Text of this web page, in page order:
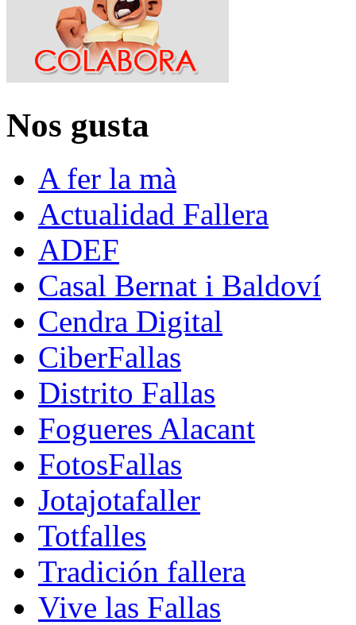
Nos gusta
A fer la mà
Actualidad Fallera
ADEF
Casal Bernat i Baldoví
Cendra Digital
CiberFallas
Distrito Fallas
Fogueres Alacant
FotosFallas
Jotajotafaller
Totfalles
Tradición fallera
Vive las Fallas